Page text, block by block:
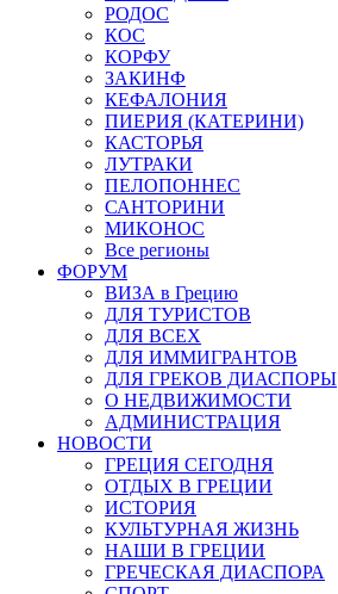
РОДОС
КОС
КОРФУ
ЗАКИНФ
КЕФАЛОНИЯ
ПИЕРИЯ (КАТЕРИНИ)
КАСТОРЬЯ
ЛУТРАКИ
ПЕЛОПОННЕС
САНТОРИНИ
МИКОНОС
Все регионы
ФОРУМ
ВИЗА в Грецию
ДЛЯ ТУРИСТОВ
ДЛЯ ВСЕХ
ДЛЯ ИММИГРАНТОВ
ДЛЯ ГРЕКОВ ДИАСПОРЫ
О НЕДВИЖИМОСТИ
АДМИНИСТРАЦИЯ
НОВОСТИ
ГРЕЦИЯ СЕГОДНЯ
ОТДЫХ В ГРЕЦИИ
ИСТОРИЯ
КУЛЬТУРНАЯ ЖИЗНЬ
НАШИ В ГРЕЦИИ
ГРЕЧЕСКАЯ ДИАСПОРА